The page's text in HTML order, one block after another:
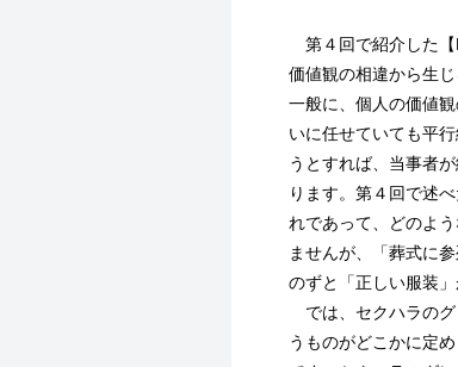
第４回で紹介した【
価値観の相違から生
一般に、個人の価値
いに任せていても平
うとすれば、当事者
ります。第４回で述
れであって、どのよ
ませんが、「葬式に
のずと「正しい服装」
では、セクハラのグ
うものがどこかに定